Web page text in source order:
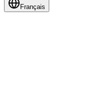
Français